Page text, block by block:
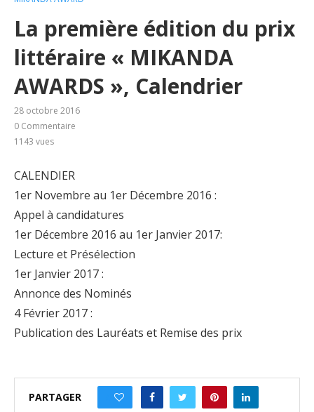
La première édition du prix
littéraire « MIKANDA
AWARDS », Calendrier
28 octobre 2016
0 Commentaire
1143 vues
CALENDIER
1er Novembre au 1er Décembre 2016 :
Appel à candidatures
1er Décembre 2016 au 1er Janvier 2017:
Lecture et Présélection
1er Janvier 2017 :
Annonce des Nominés
4 Février 2017 :
Publication des Lauréats et Remise des prix
PARTAGER